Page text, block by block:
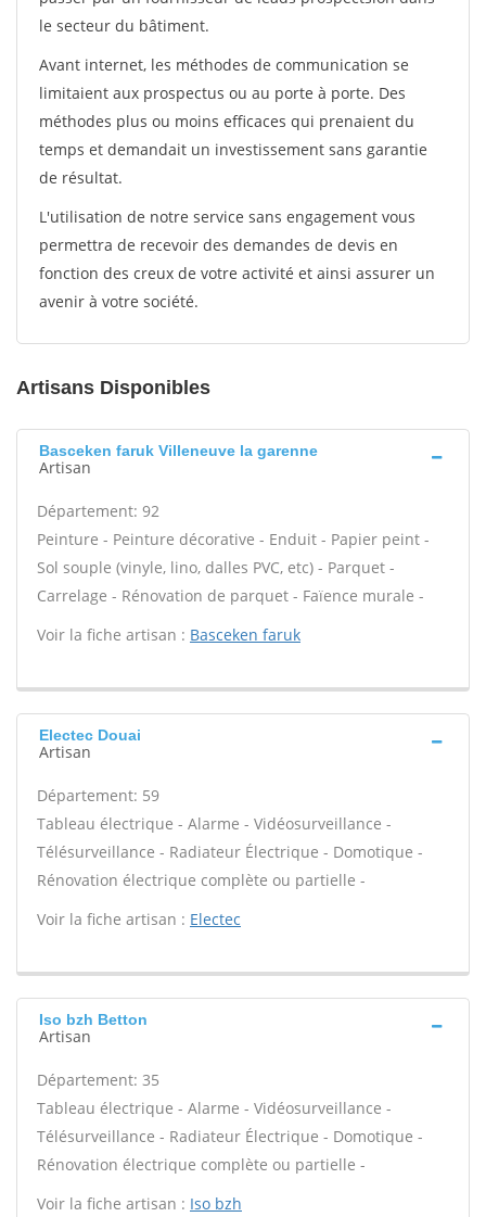
le secteur du bâtiment.
Avant internet, les méthodes de communication se
limitaient aux prospectus ou au porte à porte. Des
méthodes plus ou moins efficaces qui prenaient du
temps et demandait un investissement sans garantie
de résultat.
L'utilisation de notre service sans engagement vous
permettra de recevoir des demandes de devis en
fonction des creux de votre activité et ainsi assurer un
avenir à votre société.
Artisans Disponibles
Basceken faruk Villeneuve la garenne
Artisan
Département: 92
Peinture - Peinture décorative - Enduit - Papier peint -
Sol souple (vinyle, lino, dalles PVC, etc) - Parquet -
Carrelage - Rénovation de parquet - Faïence murale -
Voir la fiche artisan : Basceken faruk
Electec Douai
Artisan
Département: 59
Tableau électrique - Alarme - Vidéosurveillance -
Télésurveillance - Radiateur Électrique - Domotique -
Rénovation électrique complète ou partielle -
Voir la fiche artisan : Electec
Iso bzh Betton
Artisan
Département: 35
Tableau électrique - Alarme - Vidéosurveillance -
Télésurveillance - Radiateur Électrique - Domotique -
Rénovation électrique complète ou partielle -
Voir la fiche artisan : Iso bzh